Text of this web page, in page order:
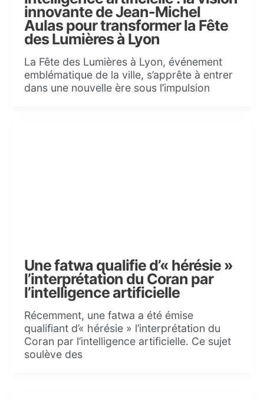
innovante de Jean-Michel
Aulas pour transformer la Fête
des Lumières à Lyon
La Fête des Lumières à Lyon, événement
emblématique de la ville, s’apprête à entrer
dans une nouvelle ère sous l’impulsion
Une fatwa qualifie d’« hérésie »
l’interprétation du Coran par
l’intelligence artificielle
Récemment, une fatwa a été émise
qualifiant d’« hérésie » l’interprétation du
Coran par l’intelligence artificielle. Ce sujet
soulève des